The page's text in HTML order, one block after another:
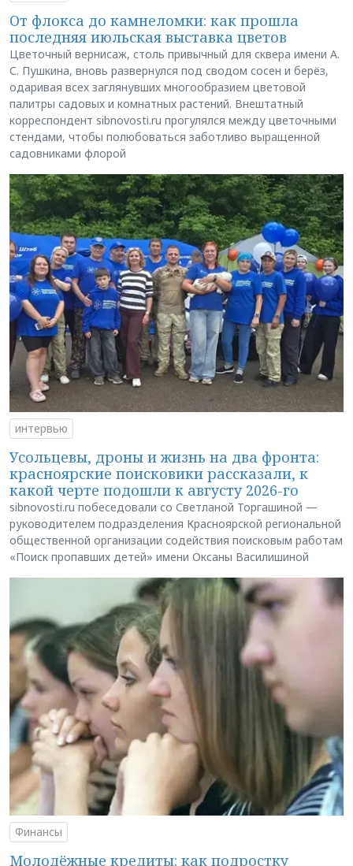
От флокса до камнеломки: как прошла
последняя июльская выставка цветов
Цветочный вернисаж, столь привычный для сквера имени А.
С. Пушкина, вновь развернулся под сводом сосен и берёз,
одаривая всех заглянувших многообразием цветовой
палитры садовых и комнатных растений. Внештатный
корреспондент sibnovosti.ru прогулялся между цветочными
стендами, чтобы полюбоваться заботливо выращенной
садовниками флорой
интервью
Усольцевы, дроны и жизнь на два фронта:
красноярские поисковики рассказали, к
какой черте подошли к августу 2026-го
sibnovosti.ru побеседовали со Светланой Торгашиной —
руководителем подразделения Красноярской региональной
общественной организации содействия поисковым работам
«Поиск пропавших детей» имени Оксаны Василишиной
Финансы
Молодёжные кредиты: как подростку